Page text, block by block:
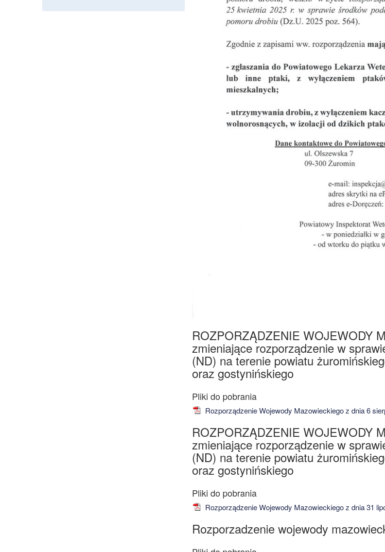
ROZPORZĄDZENIE WOJEWODY
zmieniające rozporządzenie w
(ND) na terenie powiatu
oraz gostynińskiego
Rozporządzenie Wojewody Mazowieckiego z dnia 6
ROZPORZĄDZENIE WOJEWODY
zmieniające rozporządzenie w
(ND) na terenie powiatu
oraz gostynińskiego
Rozporządzenie Wojewody Mazowieckiego z dnia 31
Rozporzadzenie wojewody